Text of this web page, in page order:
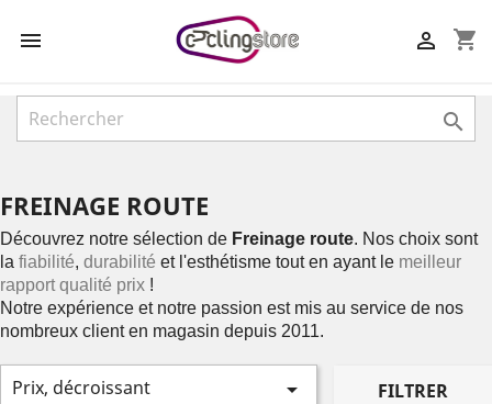
 shopping_cart


FREINAGE ROUTE
Découvrez notre sélection de Freinage route. Nos choix sont
la fiabilité, durabilité et l'esthétisme tout en ayant le meilleur
rapport qualité prix !
Notre expérience et notre passion est mis au service de nos
nombreux client en magasin depuis 2011.
Prix, décroissant  FILTRER